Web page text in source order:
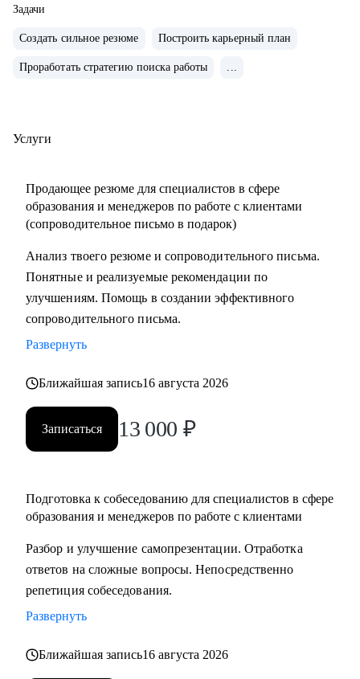
• Создала два собственных бизнес-проекта с 0, вывела в
"+" и продала как готовый успешный бизнес (студия
• 10 лет управляла бизнесом в образовательной сфере
• Эксперт в области ведения бизнеса в образовательной
• Наняла и адаптировала 100+ сотрудников.
• Карьерное консультирование, рекомендации по
составлению резюме, подготовка к интервью и помощь в
старте/продвижении в карьере в образовании и смежных
областях.
• Менторство для Senior-менеджеров.
• Сформулировать карьерную цель и разработать план для
ее достижения.
Кому могу помочь:
• Менеджерам по продажам и по работе с клиентами.
• Новичкам, кто только начинает свой путь.
• Опытным специалистам, которые хотят сделать шаг
вперед в своей карьере.
Задачи
Создать сильное резюме Построить карьерный план
Проработать стратегию поиска работы ...
Услуги
Продающее резюме для специалистов в сфере
образования и менеджеров по работе с клиентами
(сопроводительное письмо в подарок)
Анализ твоего резюме и сопроводительного письма.
Понятные и реализуемые рекомендации по
улучшениям. Помощь в создании эффективного
сопроводительного письма.
Развернуть
Ближайшая запись16 августа 2026
Записаться 13 000 ₽
Подготовка к собеседованию для специалистов в сфере
образования и менеджеров по работе с клиентами
Разбор и улучшение самопрезентации. Отработка
ответов на сложные вопросы. Непосредственно
репетиция собеседования.
Развернуть
Ближайшая запись16 августа 2026